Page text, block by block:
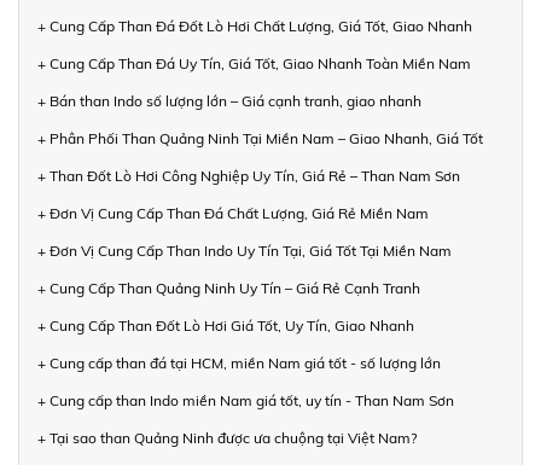
+ Cung Cấp Than Đá Đốt Lò Hơi Chất Lượng, Giá Tốt, Giao Nhanh
+ Cung Cấp Than Đá Uy Tín, Giá Tốt, Giao Nhanh Toàn Miền Nam
+ Bán than Indo số lượng lớn – Giá cạnh tranh, giao nhanh
+ Phân Phối Than Quảng Ninh Tại Miền Nam – Giao Nhanh, Giá Tốt
+ Than Đốt Lò Hơi Công Nghiệp Uy Tín, Giá Rẻ – Than Nam Sơn
+ Đơn Vị Cung Cấp Than Đá Chất Lượng, Giá Rẻ Miền Nam
+ Đơn Vị Cung Cấp Than Indo Uy Tín Tại, Giá Tốt Tại Miền Nam
+ Cung Cấp Than Quảng Ninh Uy Tín – Giá Rẻ Cạnh Tranh
+ Cung Cấp Than Đốt Lò Hơi Giá Tốt, Uy Tín, Giao Nhanh
+ Cung cấp than đá tại HCM, miền Nam giá tốt - số lượng lớn
+ Cung cấp than Indo miền Nam giá tốt, uy tín - Than Nam Sơn
+ Tại sao than Quảng Ninh được ưa chuộng tại Việt Nam?